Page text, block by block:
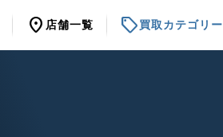
location_on 店舗一覧 sell買取カテゴリー